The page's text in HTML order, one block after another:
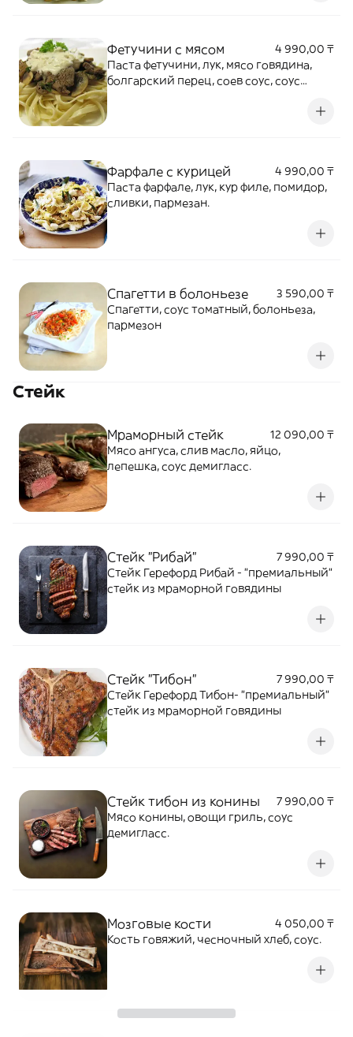
Фетучини с мясом
4 990,00 ₸
Паста фетучини, лук, мясо говядина,
болгарский перец, соев соус, соус
Фарфале с курицей
4 990,00 ₸
Паста фарфале, лук, кур филе, помидор,
сливки, пармезан.
Спагетти в болоньезе
3 590,00 ₸
Спагетти, соус томатный, болоньеза,
пармезон
Стейк
Мраморный стейк
12 090,00 ₸
Мясо ангуса, слив масло, яйцо,
лепешка, соус демигласс.
Стейк "Рибай"
7 990,00 ₸
Стейк Герефорд Рибай - "премиальный"
стейк из мраморной говядины
Стейк "Тибон"
7 990,00 ₸
Стейк Герефорд Тибон- "премиальный"
стейк из мраморной говядины
Стейк тибон из конины
7 990,00 ₸
Мясо конины, овощи гриль, соус
демигласс.
Мозговые кости
4 050,00 ₸
Кость говяжий, чесночный хлеб, соус.